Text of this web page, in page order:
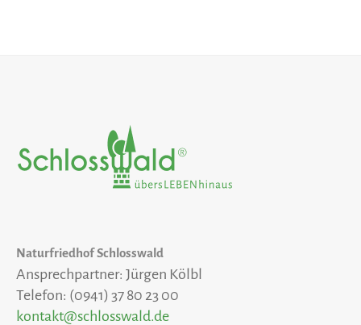
Naturfriedhof Schlosswald
Ansprechpartner: Jürgen Kölbl
Telefon: (0941) 37 80 23 00
kontakt@schlosswald.de